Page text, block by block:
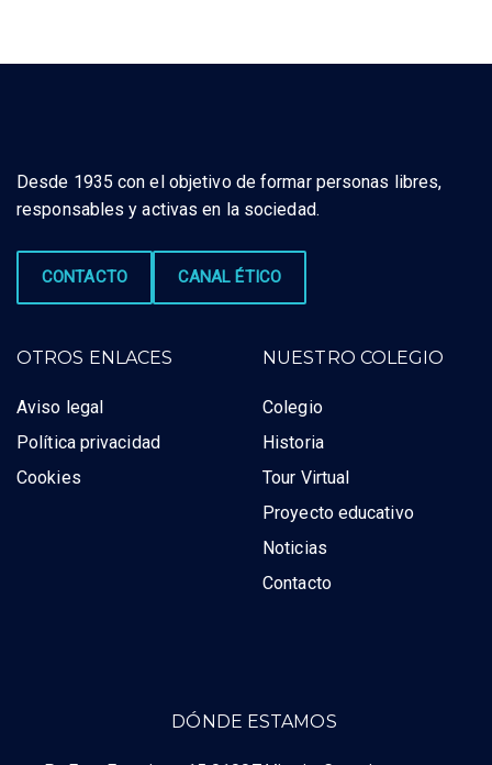
Desde 1935 con el objetivo de formar personas libres,
responsables y activas en la sociedad.
CONTACTO CANAL ÉTICO
OTROS ENLACES
Aviso legal
Política privacidad
Cookies
NUESTRO COLEGIO
Colegio
Historia
Tour Virtual
Proyecto educativo
Noticias
Contacto
DÓNDE ESTAMOS